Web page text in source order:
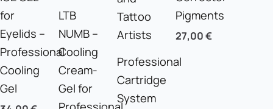
for
Eyelids –
Professional
Cooling
Gel
LTB
NUMB –
Cooling
Cream-
Gel for
Professional
Cartridge
System
Pigments
27,00€